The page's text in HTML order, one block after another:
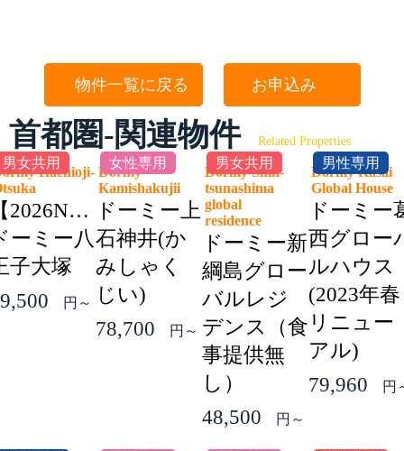
物件一覧に戻る お申込み
首都圏-関連物件 Related Properties
男女共用
Hachioji-
2026NEW】
ーミー八
子大塚
円～
女性専用
Dormy
Kamishakujii
ドーミー上
石神井(か
みしゃく
じい)
78,700
円～
男女共用
Dormy Shin-
tsunashima
global
residence
ドーミー新
綱島グロー
バルレジ
デンス（食
事提供無
し）
48,500
円～
男性専用
Dormy Kasai
Global
ドーミー
西グロー
ルハウス
(2023年春
リニュー
アル)
79,960
円